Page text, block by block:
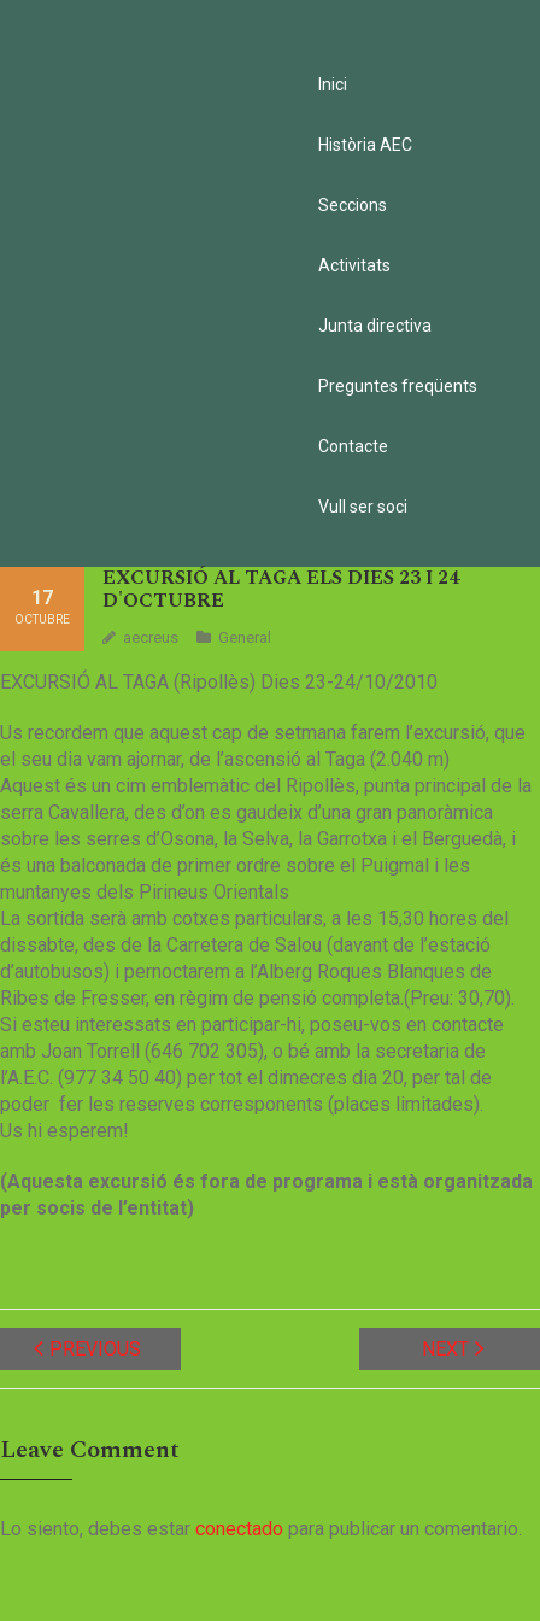
Inici
Història AEC
Seccions
Activitats
Junta directiva
Preguntes freqüents
Contacte
Vull ser soci
EXCURSIÓ AL TAGA ELS DIES 23 I 24
D'OCTUBRE
17
OCTUBRE
aecreus General
EXCURSIÓ AL TAGA (Ripollès) Dies 23-24/10/2010
Us recordem que aquest cap de setmana farem l’excursió, que
el seu dia vam ajornar, de l’ascensió al Taga (2.040 m)
Aquest és un cim emblemàtic del Ripollès, punta principal de la
serra Cavallera, des d’on es gaudeix d’una gran panoràmica
sobre les serres d’Osona, la Selva, la Garrotxa i el Berguedà, i
és una balconada de primer ordre sobre el Puigmal i les
muntanyes dels Pirineus Orientals
La sortida serà amb cotxes particulars, a les 15,30 hores del
dissabte, des de la Carretera de Salou (davant de l’estació
d’autobusos) i pernoctarem a l’Alberg Roques Blanques de
Ribes de Fresser, en règim de pensió completa.(Preu: 30,70).
Si esteu interessats en participar-hi, poseu-vos en contacte
amb Joan Torrell (646 702 305), o bé amb la secretaria de
l’A.E.C. (977 34 50 40) per tot el dimecres dia 20, per tal de
poder fer les reserves corresponents (places limitades).
Us hi esperem!
(Aquesta excursió és fora de programa i està organitzada
per socis de l’entitat)
PREVIOUS NEXT
Leave Comment
Lo siento, debes estar conectado para publicar un comentario.